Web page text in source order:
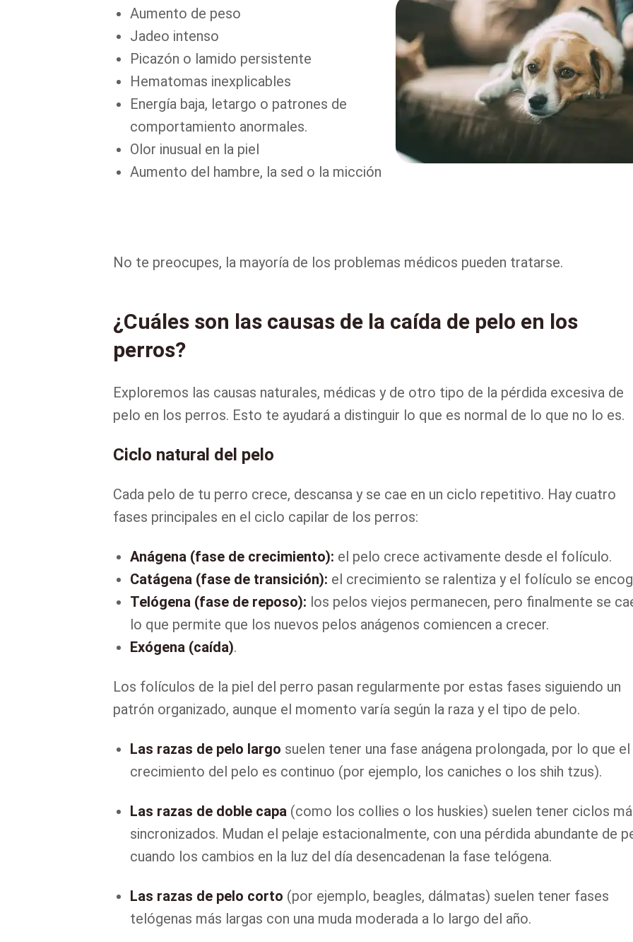
Aumento de peso
Jadeo intenso
Picazón o lamido persistente
Hematomas inexplicables
Energía baja, letargo o patrones de
comportamiento anormales.
Olor inusual en la piel
Aumento del hambre, la sed o la micción
No te preocupes, la mayoría de los problemas médicos pueden tratarse.
¿Cuáles son las causas de la caída de pelo en los
perros?
Exploremos las causas naturales, médicas y de otro tipo de la pérdida excesiva de
pelo en los perros. Esto te ayudará a distinguir lo que es normal de lo que no lo es.
Ciclo natural del pelo
Cada pelo de tu perro crece, descansa y se cae en un ciclo repetitivo. Hay cuatro
fases principales en el ciclo capilar de los perros:
Anágena (fase de crecimiento): el pelo crece activamente desde el folículo.
Catágena (fase de transición): el crecimiento se ralentiza y el folículo se
Telógena (fase de reposo): los pelos viejos permanecen, pero finalmente se
lo que permite que los nuevos pelos anágenos comiencen a crecer.
Exógena (caída).
Los folículos de la piel del perro pasan regularmente por estas fases siguiendo un
patrón organizado, aunque el momento varía según la raza y el tipo de pelo.
Las razas de pelo largo suelen tener una fase anágena prolongada, por lo que el
crecimiento del pelo es continuo (por ejemplo, los caniches o los shih tzus).
Las razas de doble capa (como los collies o los huskies) suelen tener ciclos
sincronizados. Mudan el pelaje estacionalmente, con una pérdida abundante de
cuando los cambios en la luz del día desencadenan la fase telógena.
Las razas de pelo corto (por ejemplo, beagles, dálmatas) suelen tener fases
telógenas más largas con una muda moderada a lo largo del año.